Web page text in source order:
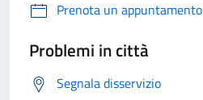
Prenota un appuntamento
Problemi in città
Segnala disservizio